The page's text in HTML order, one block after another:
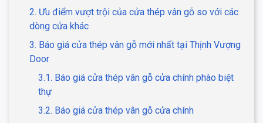
2. Ưu điểm vượt trội của cửa thép vân gỗ so với các
dòng cửa khác
3. Báo giá cửa thép vân gỗ mới nhất tại Thịnh Vượng
Door
3.1. Báo giá cửa thép vân gỗ cửa chính phào biệt
thự
3.2. Báo giá cửa thép vân gỗ cửa chính